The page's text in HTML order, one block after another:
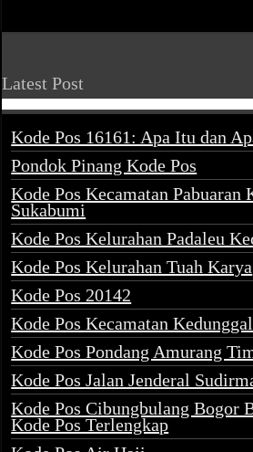
Latest Post
Kode Pos 16161: Apa Itu dan
Pondok Pinang Kode Pos
Kode Pos Kecamatan Pabuaran
Sukabumi
Kode Pos Kelurahan Padaleu
Kode Pos Kelurahan Tuah Karya
Kode Pos 20142
Kode Pos Kecamatan
Kode Pos Pondang Amurang
Kode Pos Jalan Jenderal
Kode Pos Cibungbulang Bogor
Kode Pos Terlengkap